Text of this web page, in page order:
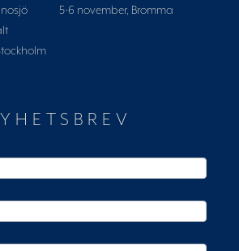
5-6 november, Bromma